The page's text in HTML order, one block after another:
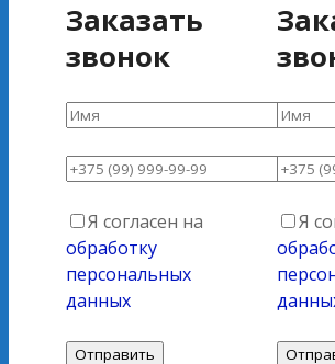
Заказать
звонок
Я согласен на
обработку
персональных
данных
Я